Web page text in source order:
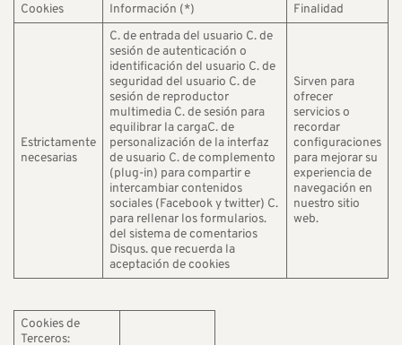
Cookies
Información (*) Finalidad
Estrictamente
necesarias
C. de entrada del usuario C. de
sesión de autenticación o
identificación del usuario C. de
seguridad del usuario C. de
sesión de reproductor
multimedia C. de sesión para
equilibrar la cargaC. de
personalización de la interfaz
de usuario C. de complemento
(plug-in) para compartir e
intercambiar contenidos
sociales (Facebook y twitter) C.
para rellenar los formularios.
del sistema de comentarios
Disqus. que recuerda la
aceptación de cookies
Sirven para
ofrecer
servicios o
recordar
configuraciones
para mejorar su
experiencia de
navegación en
nuestro sitio
web.
Cookies de
Terceros: